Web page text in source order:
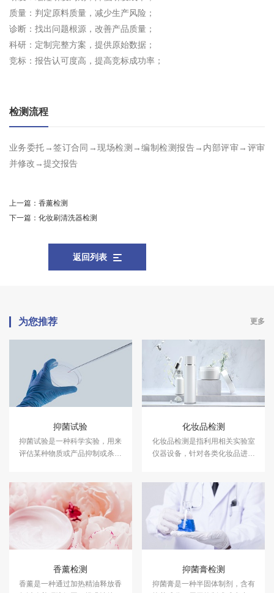
质量：判定原料质量，减少生产风险；
诊断：找出问题根源，改善产品质量；
科研：定制完整方案，提供原始数据；
竞标：报告认可度高，提高竞标成功率；
检测流程
业务委托→签订合同→现场检测→编制检测报告→内部评审→评审
并修改→提交报告
上一篇： 香薰检测
下一篇： 化妆刷清洗器检测
返回列表
为您推荐 更多
抑菌试验
抑菌试验是一种科学实验，用来
评估某种物质或产品抑制或杀灭
产品抑菌试验服务，具备CMA、
CNAS资质认证.
化妆品检测
化妆品检测是指利用相关实验室
仪器设备，针对各类化妆品进行
量和使用安全，保障消费者健
康。中科检测开展化妆品检测服
务，具备CMA、CNAS资质认
香薰检测
香薰是一种通过加热精油释放香
抑菌膏检测
抑菌膏是一种半固体制剂，含有